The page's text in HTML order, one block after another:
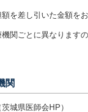
額を差し引いた金額を
ごとに異なりますの
関
茨城県医師会HP）